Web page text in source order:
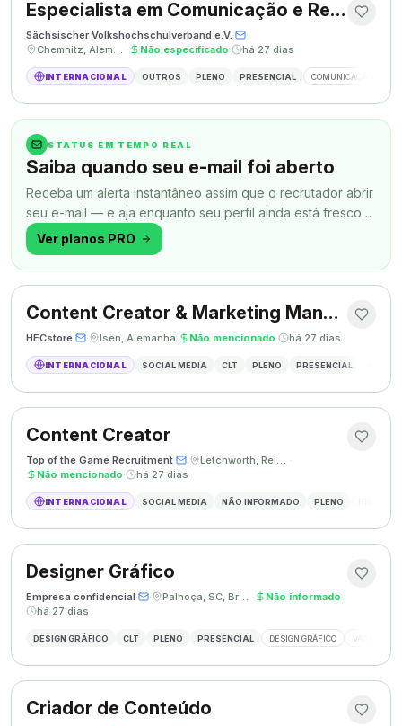
Especialista em Comunicação e Relações Públicas
Sächsischer Volkshochschulverband e.V.·
·
Chemnitz, Alemanha · Não especificado· há 27 dias
INTERNACIONAL OUTROS PLENO PRESENCIAL COMUNICAÇÃO
STATUS EM TEMPO REAL
Saiba quando seu e-mail foi aberto
Receba um alerta instantâneo assim que o recrutador abrir
seu e-mail — e aja enquanto seu perfil ainda está fresco
na memória.
Ver planos PRO
Content Creator & Marketing Manager
HECstore· · Isen, Alemanha· Não mencionado· há 27 dias
INTERNACIONAL SOCIAL MEDIA CLT PLENO PRESENCIAL
Content Creator
Top of the Game Recruitment· · Letchworth, Reino Unido ·
Não mencionado· há 27 dias
INTERNACIONAL SOCIAL MEDIA NÃO INFORMADO PLENO
Designer Gráfico
Empresa confidencial· · Palhoça, SC, Brasil · Não informado·
há 27 dias
DESIGN GRÁFICO CLT PLENO PRESENCIAL DESIGN GRÁFICO VAGA
Criador de Conteúdo